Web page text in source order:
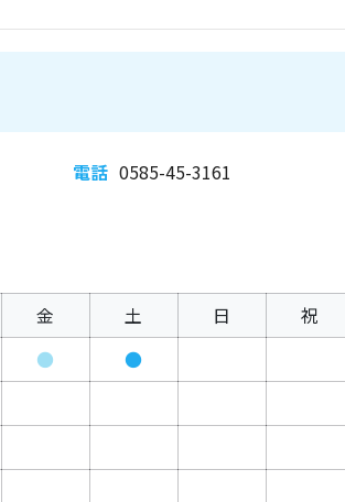
電話 0585-45-3161
金 土 日 祝
● ●